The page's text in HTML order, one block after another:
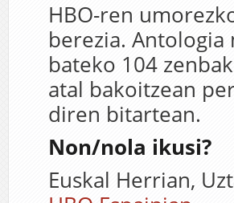
HBO-ren
berezia.
bateko 104
atal bakoitzean
diren bitartean.
Non/nola ikusi?
Euskal Herrian,